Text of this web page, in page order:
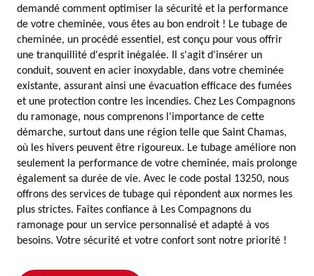
demandé comment optimiser la sécurité et la performance
de votre cheminée, vous êtes au bon endroit ! Le tubage de
cheminée, un procédé essentiel, est conçu pour vous offrir
une tranquillité d'esprit inégalée. Il s'agit d'insérer un
conduit, souvent en acier inoxydable, dans votre cheminée
existante, assurant ainsi une évacuation efficace des fumées
et une protection contre les incendies. Chez Les Compagnons
du ramonage, nous comprenons l'importance de cette
démarche, surtout dans une région telle que Saint Chamas,
où les hivers peuvent être rigoureux. Le tubage améliore non
seulement la performance de votre cheminée, mais prolonge
également sa durée de vie. Avec le code postal 13250, nous
offrons des services de tubage qui répondent aux normes les
plus strictes. Faites confiance à Les Compagnons du
ramonage pour un service personnalisé et adapté à vos
besoins. Votre sécurité et votre confort sont notre priorité !